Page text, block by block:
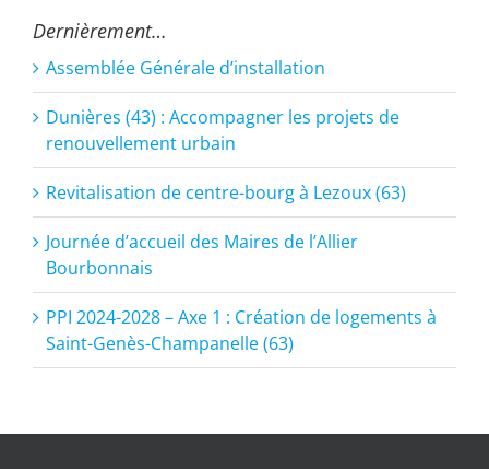
Dernièrement…
Assemblée Générale d’installation
Dunières (43) : Accompagner les projets de
renouvellement urbain
Revitalisation de centre-bourg à Lezoux (63)
Journée d’accueil des Maires de l’Allier
Bourbonnais
PPI 2024-2028 – Axe 1 : Création de logements à
Saint-Genès-Champanelle (63)